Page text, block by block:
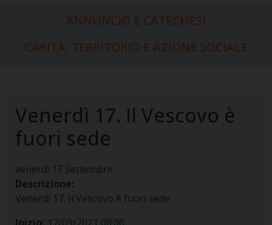
ANNUNCIO E CATECHESI
CARITÀ, TERRITORIO E AZIONE SOCIALE
Venerdì 17. Il Vescovo è
fuori sede
venerdì 17 Settembre
Descrizione:
Venerdì 17. Il Vescovo è fuori sede